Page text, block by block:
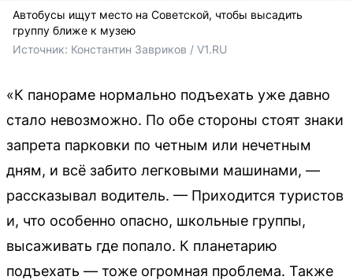
Автобусы ищут место на Советской, чтобы высадить
группу ближе к музею
Источник: Константин Завриков / V1.RU
«К панораме нормально подъехать уже давно
стало невозможно. По обе стороны стоят знаки
запрета парковки по четным или нечетным
дням, и всё забито легковыми машинами, —
рассказывал водитель. — Приходится туристов
и, что особенно опасно, школьные группы,
высаживать где попало. К планетарию
подъехать — тоже огромная проблема. Также